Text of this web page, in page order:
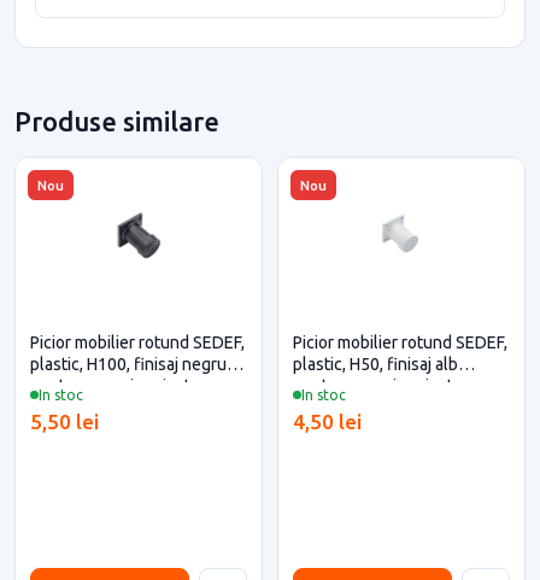
Produse similare
Nou
In stoc
Picior mobilier rotund SEDEF,
plastic, H100, finisaj negru
pentru casa si proiecte
5,50 lei
Nou
In stoc
Picior mobilier rotund SEDEF,
plastic, H50, finisaj alb
pentru casa si proiecte
4,50 lei